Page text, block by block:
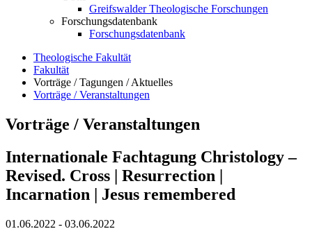
Greifswalder Theologische Forschungen
Forschungsdatenbank
Forschungsdatenbank
Theologische Fakultät
Fakultät
Vorträge / Tagungen / Aktuelles
Vorträge / Veranstaltungen
Vorträge / Veranstaltungen
Internationale Fachtagung Christology –
Revised. Cross | Resurrection |
Incarnation | Jesus remembered
01.06.2022 - 03.06.2022